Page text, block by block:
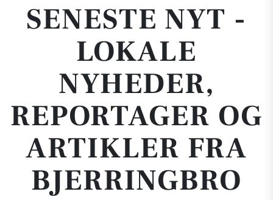
SENESTE NYT -
LOKALE
NYHEDER,
REPORTAGER OG
ARTIKLER FRA
BJERRINGBRO